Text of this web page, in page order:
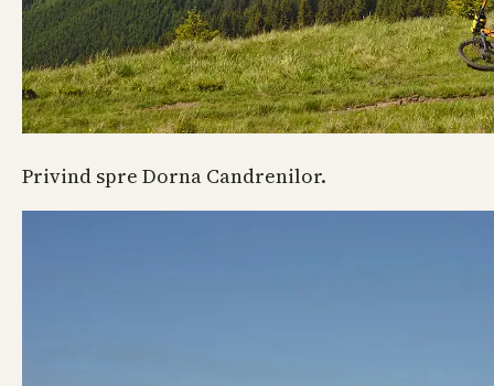
Privind spre Dorna Candrenilor.